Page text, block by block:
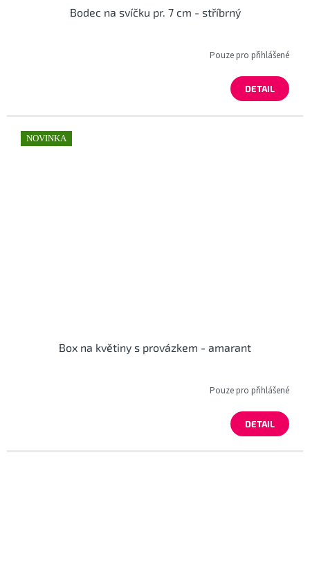
Bodec na svíčku pr. 7 cm - stříbrný
Pouze pro přihlášené
DETAIL
NOVINKA
Box na květiny s provázkem - amarant
Pouze pro přihlášené
DETAIL